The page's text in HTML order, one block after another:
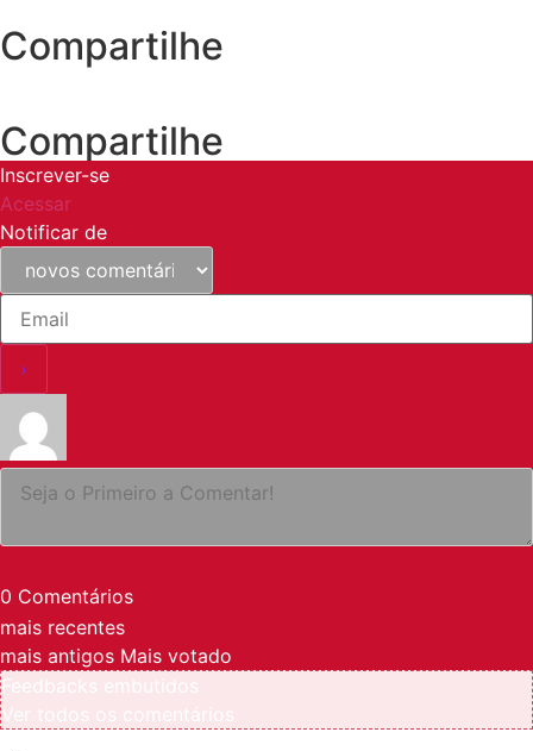
Compartilhe
Compartilhe
Inscrever-se
Acessar
Notificar de
0 Comentários
mais recentes
mais antigos Mais votado